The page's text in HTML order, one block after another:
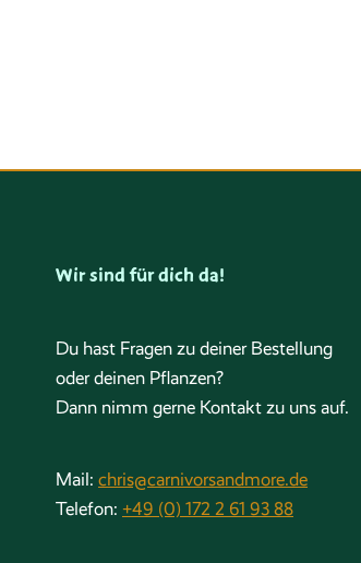
Wir sind für dich da!
Du hast Fragen zu deiner Bestellung
oder deinen Pflanzen?
Dann nimm gerne Kontakt zu uns auf.
Mail: chris@carnivorsandmore.de
Telefon: +49 (0) 172 2 61 93 88